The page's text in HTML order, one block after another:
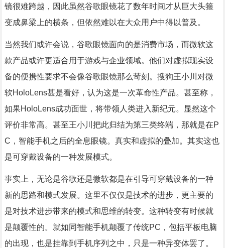
镜很难跨越，因此虽然谷歌眼镜花了数年时间才从巨大头箍
变成鼻梁上的横条，但依然难以在大众用户中得以普及。
当然我们或许会说，谷歌眼镜面向的是消费市场，而微软这
款产品或许更适合用于游戏与企业领域。他们对虚拟现实设
备的便携性要求不会像谷歌眼镜那么苛刻。搜狗王小川对微
软HoloLens甚是看好，认为这是一次革命性产品。甚至称，
如果HoloLens成功面世，将带领人类进入新纪元。显然这个
评价非常高。甚至王小川把此归结为第三类终端，那就是在P
C，智能手机之后的全息眼镜。真实和虚拟的叠加。其实这也
是可穿戴设备的一种发展模式。
事实上，无论是谷歌还是微软都是在引导可穿戴设备的一种
新的思路和模式发展。这里不仅仅是技术的进步，更主要的
是对技术进步带来的模式和思维的转变。这种转变有时候就
是颠覆性的。就如同智能手机颠覆了传统PC，包括平板电脑
的出现，也是挂靠到手机序列之中，只是一种异变体罢了。